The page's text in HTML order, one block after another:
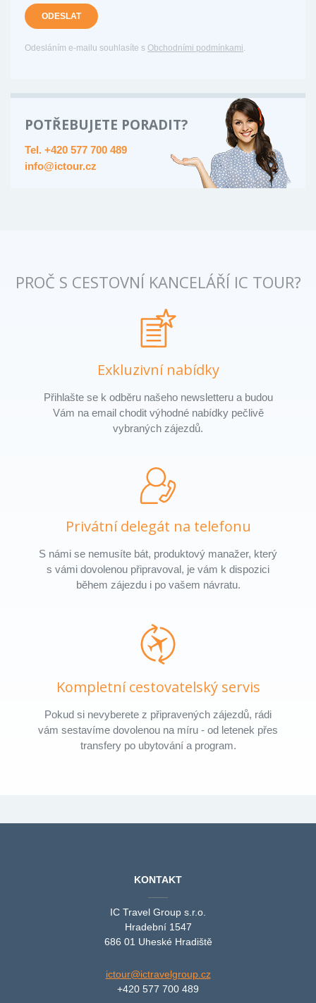
ODESLAT
Odesláním e-mailu souhlasíte s Obchodními podmínkami
POTŘEBUJETE PORADIT?
Tel. +420 577 700 489
info@ictour.cz
PROČ S CESTOVNÍ KANCELÁŘÍ IC TOUR?
Exkluzivní nabídky
Přihlašte se k odběru našeho newsletteru a budou
Vám na email chodit výhodné nabídky pečlivě
vybraných zájezdů.
Privátní delegát na telefonu
S námi se nemusíte bát, produktový manažer, který
s vámi dovolenou připravoval, je vám k dispozici
během zájezdu i po vašem návratu.
Kompletní cestovatelský servis
Pokud si nevyberete z připravených zájezdů, rádi
vám sestavíme dovolenou na míru - od letenek přes
transfery po ubytování a program.
KONTAKT
IC Travel Group s.r.o.
Hradební 1547
686 01 Uheské Hradiště
ictour@ictravelgroup.cz
+420 577 700 489